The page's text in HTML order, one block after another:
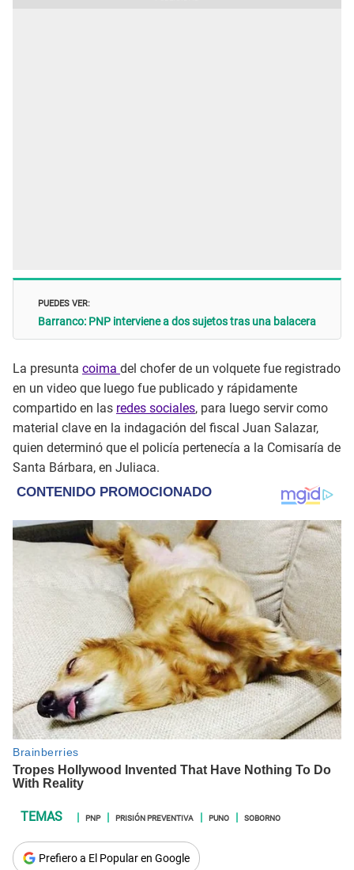
PUEDES VER:
Barranco: PNP interviene a dos sujetos tras una balacera
La presunta coima del chofer de un volquete fue registrado
en un video que luego fue publicado y rápidamente
compartido en las redes sociales, para luego servir como
material clave en la indagación del fiscal Juan Salazar,
quien determinó que el policía pertenecía a la Comisaría de
Santa Bárbara, en Juliaca.
PNP PRISIÓN PREVENTIVA PUNO SOBORNO
Prefiero a El Popular en Google